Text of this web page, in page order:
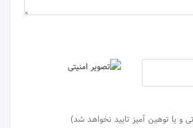
و یا توهین آمیز تایید نخواهد شد)